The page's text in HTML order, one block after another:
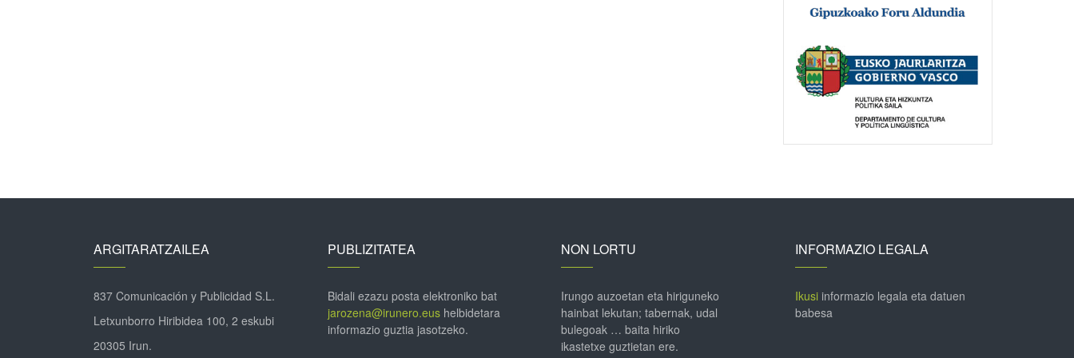
ARGITARATZAILEA
837 Comunicación y Publicidad S.L.
Letxunborro Hiribidea 100, 2 eskubi
20305 Irun.
PUBLIZITATEA
Bidali ezazu posta elektroniko bat
jarozena@irunero.eushelbidetara
informazio guztia jasotzeko.
NON LORTU
Irungo auzoetan eta hiriguneko
hainbat lekutan; tabernak, udal
bulegoak … baita hiriko
ikastetxe guztietan ere.
INFORMAZIO LEGALA
Ikusiinformazio legala eta datuen
babesa